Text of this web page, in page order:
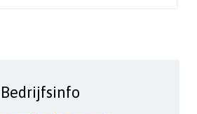
Bedrijfsinfo